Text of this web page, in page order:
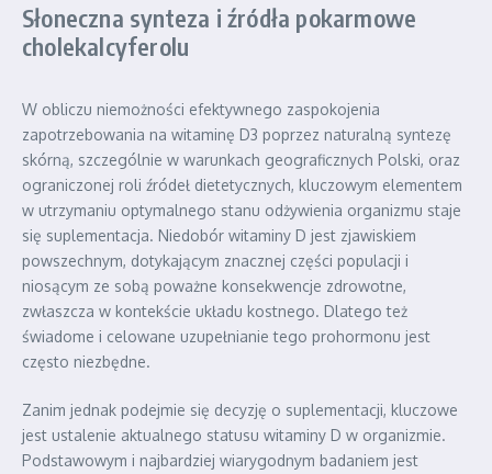
Słoneczna synteza i źródła pokarmowe
cholekalcyferolu
W obliczu niemożności efektywnego zaspokojenia
zapotrzebowania na witaminę D3 poprzez naturalną syntezę
skórną, szczególnie w warunkach geograficznych Polski, oraz
ograniczonej roli źródeł dietetycznych, kluczowym elementem
w utrzymaniu optymalnego stanu odżywienia organizmu staje
się suplementacja. Niedobór witaminy D jest zjawiskiem
powszechnym, dotykającym znacznej części populacji i
niosącym ze sobą poważne konsekwencje zdrowotne,
zwłaszcza w kontekście układu kostnego. Dlatego też
świadome i celowane uzupełnianie tego prohormonu jest
często niezbędne.
Zanim jednak podejmie się decyzję o suplementacji, kluczowe
jest ustalenie aktualnego statusu witaminy D w organizmie.
Podstawowym i najbardziej wiarygodnym badaniem jest